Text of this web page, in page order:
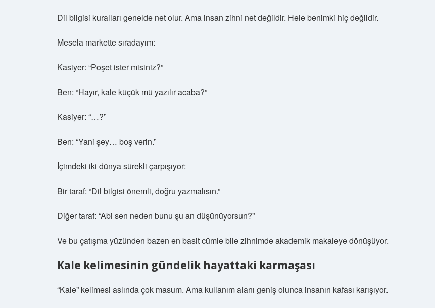
Dil bilgisi kuralları genelde net olur. Ama insan zihni net değildir. Hele benimki hiç değildir.
Mesela markette sıradayım:
Kasiyer: “Poşet ister misiniz?”
Ben: “Hayır, kale küçük mü yazılır acaba?”
Kasiyer: “…?”
Ben: “Yani şey… boş verin.”
İçimdeki iki dünya sürekli çarpışıyor:
Bir taraf: “Dil bilgisi önemli, doğru yazmalısın.”
Diğer taraf: “Abi sen neden bunu şu an düşünüyorsun?”
Ve bu çatışma yüzünden bazen en basit cümle bile zihnimde akademik makaleye dönüşüyor.
Kale kelimesinin gündelik hayattaki karmaşası
“Kale” kelimesi aslında çok masum. Ama kullanım alanı geniş olunca insanın kafası karışıyor.